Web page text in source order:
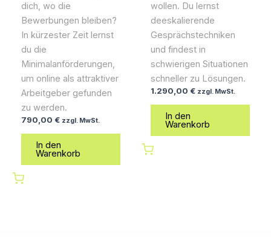
dich, wo die
Bewerbungen bleiben?
In kürzester Zeit lernst
du die
Minimalanförderungen,
um online als attraktiver
Arbeitgeber gefunden
zu werden.
790,00 € zzgl. MwSt.
In den
Warenkorb
wollen. Du lernst
deeskalierende
Gesprächstechniken
und findest in
schwierigen Situationen
schneller zu Lösungen.
1.290,00 € zzgl. MwSt.
In den
Warenkorb